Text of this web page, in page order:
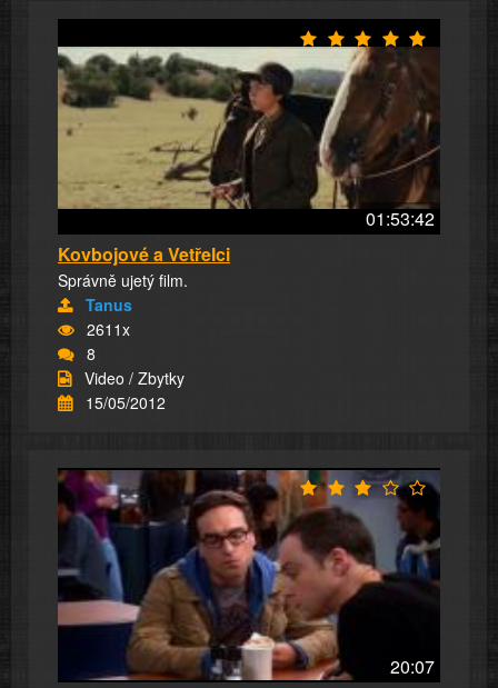
01:53:42
Kovbojové a Vetřelci
Správně ujetý film.
Tanus
2611x
8
Video / Zbytky
15/05/2012
20:07